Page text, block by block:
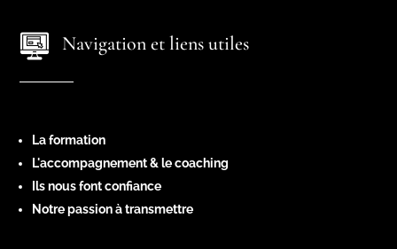
Navigation et liens utiles
La formation
L'accompagnement & le coaching
Ils nous font confiance
Notre passion à transmettre